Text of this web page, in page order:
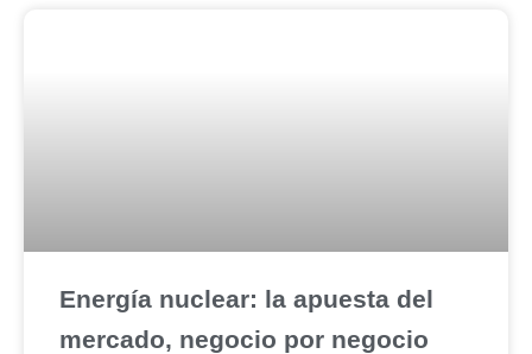
Energía nuclear: la apuesta del
mercado, negocio por negocio